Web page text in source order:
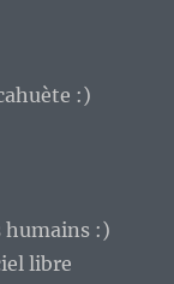
:)
humains :)
libre